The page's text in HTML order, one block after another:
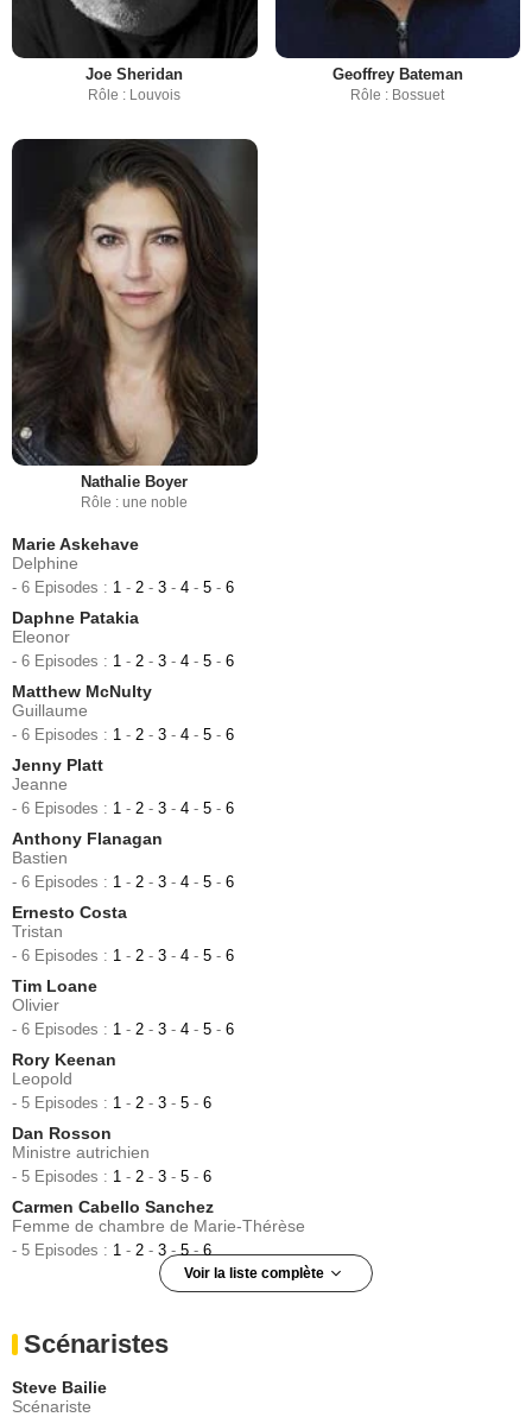
Joe Sheridan
Rôle : Louvois
Geoffrey Bateman
Rôle : Bossuet
Nathalie Boyer
Rôle : une noble
Marie Askehave
Delphine
- 6 Episodes : 1 - 2 - 3 - 4 - 5 - 6
Daphne Patakia
Eleonor
- 6 Episodes : 1 - 2 - 3 - 4 - 5 - 6
Matthew McNulty
Guillaume
- 6 Episodes : 1 - 2 - 3 - 4 - 5 - 6
Jenny Platt
Jeanne
- 6 Episodes : 1 - 2 - 3 - 4 - 5 - 6
Anthony Flanagan
Bastien
- 6 Episodes : 1 - 2 - 3 - 4 - 5 - 6
Ernesto Costa
Tristan
- 6 Episodes : 1 - 2 - 3 - 4 - 5 - 6
Tim Loane
Olivier
- 6 Episodes : 1 - 2 - 3 - 4 - 5 - 6
Rory Keenan
Leopold
- 5 Episodes : 1 - 2 - 3 - 5 - 6
Dan Rosson
Ministre autrichien
- 5 Episodes : 1 - 2 - 3 - 5 - 6
Carmen Cabello Sanchez
Femme de chambre de Marie-Thérèse
- 5 Episodes : 1 - 2 - 3 -5-6
Voir la liste complète
- 4 Episodes :1-2-5
Gardien de prison
Scénaristes
Steve Bailie
Scénariste